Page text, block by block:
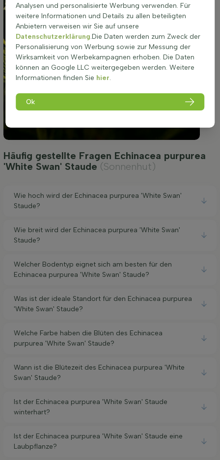
Häufig gestellte Fragen Echinacea purpurea
'White Swan' Staude (Sonnenhut)
Wie hoch wird der Echinacea purpurea 'White Swan'
Staude?
Wie breit wird der Echinacea purpurea 'White Swan'
Staude?
Welcher Bodentyp eignet sich am besten für den
Echinacea purpurea 'White Swan' Staude?
Was ist der ideale Standort für den Echinacea purpurea
'White Swan' Staude?
Welche Farbe haben die Blüten des Echinacea
purpurea 'White Swan' Staude?
Wann ist die Blütezeit des Echinacea purpurea 'White
Swan' Staude?
Ist der Echinacea purpurea 'White Swan' Staude
winterhart?
Ist der Echinacea purpurea 'White Swan' Staude eine
Laubpflanze?
Analysen und personalisierte Werbung verwenden. Für
weitere Informationen und Details zu allen beteiligten
Anbietern verweisen wir Sie auf unsere
Datenschutzerklärung.Die Daten werden zum Zweck der
Personalisierung von Werbung sowie zur Messung der
Wirksamkeit von Werbekampagnen erhoben. Die Daten
können an Google LLC weitergegeben werden. Weitere
Informationen finden Sie hier.
Ok